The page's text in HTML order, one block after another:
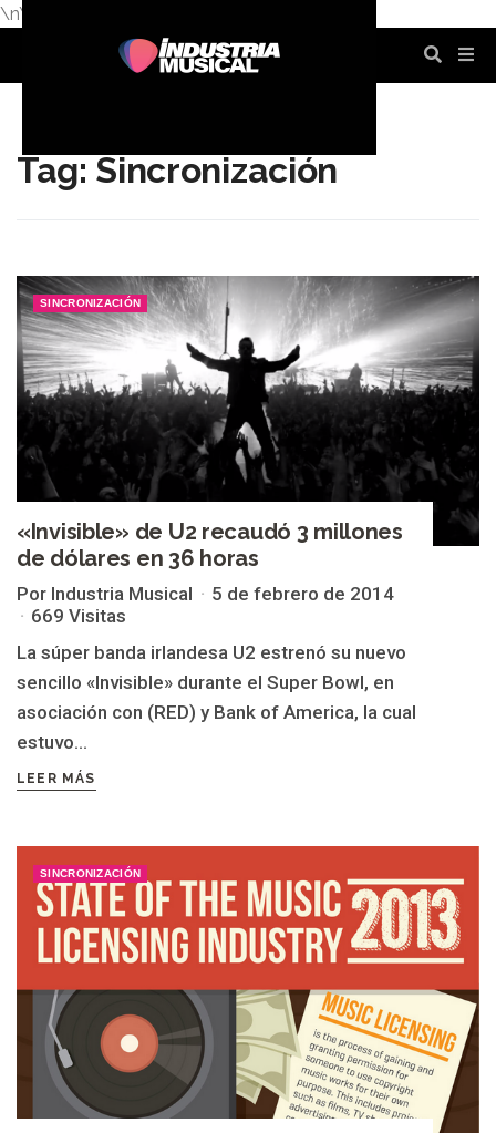
\n\n
Tag: Sincronización
SINCRONIZACIÓN
«Invisible» de U2 recaudó 3 millones
de dólares en 36 horas
Por Industria Musical
5 de febrero de 2014
669 Visitas
La súper banda irlandesa U2 estrenó su nuevo
sencillo «Invisible» durante el Super Bowl, en
asociación con (RED) y Bank of America, la cual
estuvo...
LEER MÁS
SINCRONIZACIÓN